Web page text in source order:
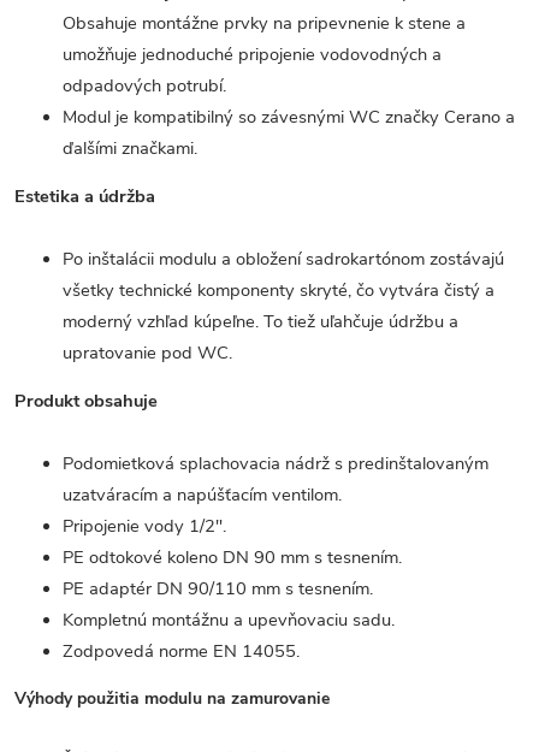
Obsahuje montážne prvky na pripevnenie k stene a
umožňuje jednoduché pripojenie vodovodných a
odpadových potrubí.
Modul je kompatibilný so závesnými WC značky Cerano a
ďalšími značkami.
Estetika a údržba
Po inštalácii modulu a obložení sadrokartónom zostávajú
všetky technické komponenty skryté, čo vytvára čistý a
moderný vzhľad kúpeľne. To tiež uľahčuje údržbu a
upratovanie pod WC.
Produkt obsahuje
Podomietková splachovacia nádrž s predinštalovaným
uzatváracím a napúšťacím ventilom.
Pripojenie vody 1/2".
PE odtokové koleno DN 90 mm s tesnením.
PE adaptér DN 90/110 mm s tesnením.
Kompletnú montážnu a upevňovaciu sadu.
Zodpovedá norme EN 14055.
Výhody použitia modulu na zamurovanie